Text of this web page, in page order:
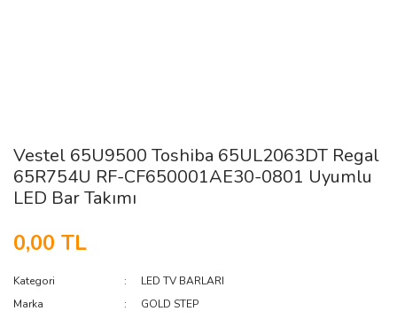
Vestel 65U9500 Toshiba 65UL2063DT Regal
65R754U RF-CF650001AE30-0801 Uyumlu
LED Bar Takımı
0,00 TL
Kategori
LED TV BARLARI
Marka
GOLD STEP